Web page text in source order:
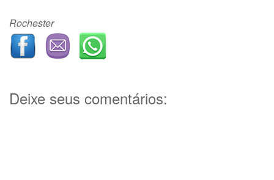
Rochester
Deixe seus comentários: